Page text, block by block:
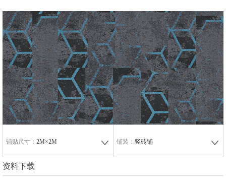
铺贴尺寸： 2M×2M 铺装： 竖砖铺
资料下载